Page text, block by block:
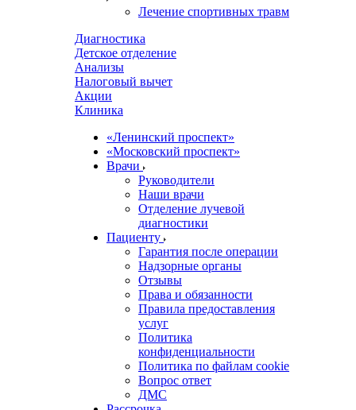
Лечение спортивных травм
Диагностика
Детское отделение
Анализы
Налоговый вычет
Акции
Клиника
«Ленинский проспект»
«Московский проспект»
Врачи
Руководители
Наши врачи
Отделение лучевой
диагностики
Пациенту
Гарантия после операции
Надзорные органы
Отзывы
Права и обязанности
Правила предоставления
услуг
Политика
конфиденциальности
Политика по файлам cookie
Вопрос ответ
ДМС